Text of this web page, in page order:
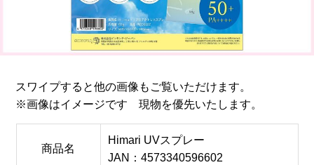
スワイプすると他の画像もご覧いただけます。
※画像はイメージです 現物を優先いたします。
商品名
Himari UVスプレー
JAN：4573340596602